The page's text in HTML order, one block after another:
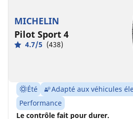
MICHELIN
Pilot Sport 4
4.7/5 (438)
Été
Adapté aux véhicules
Performance
Le contrôle fait pour durer.